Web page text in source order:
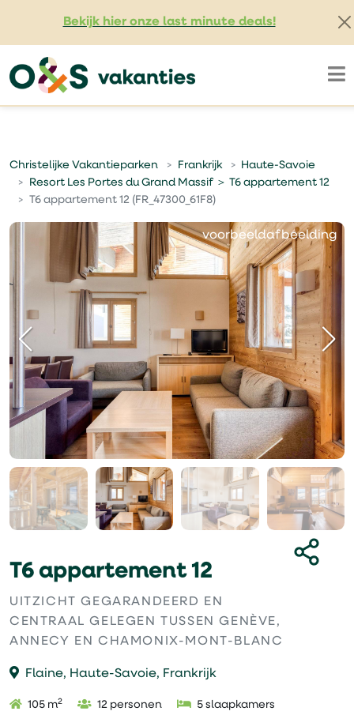
Bekijk hier onze last minute deals!
Christelijke Vakantieparken Frankrijk
Haute-Savoie
Resort Les Portes du Grand Massif ＞ T6 appartement 12
T6 appartement 12 (FR_47300_61F8)
voorbeeldafbeelding
T6 appartement 12
UITZICHT GEGARANDEERD EN
CENTRAAL GELEGEN TUSSEN GENÈVE,
ANNECY EN CHAMONIX-MONT-BLANC
Flaine, Haute-Savoie, Frankrijk
105 m2 12 personen
5 slaapkamers